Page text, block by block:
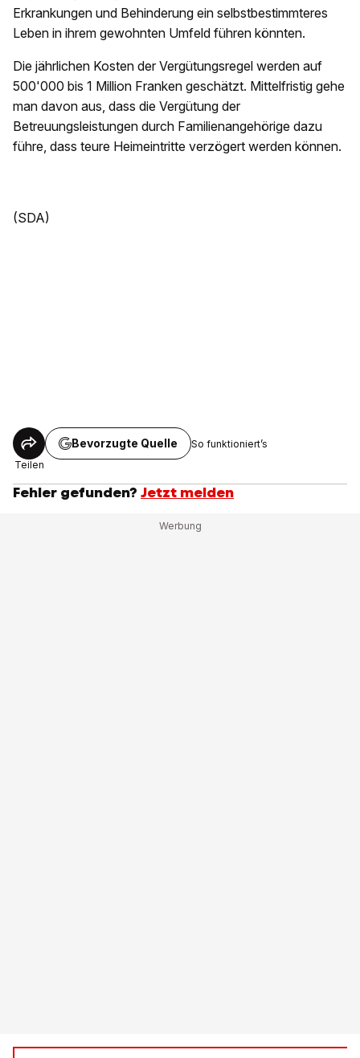
Erkrankungen und Behinderung ein selbstbestimmteres
Leben in ihrem gewohnten Umfeld führen könnten.
Die jährlichen Kosten der Vergütungsregel werden auf
500'000 bis 1 Million Franken geschätzt. Mittelfristig gehe
man davon aus, dass die Vergütung der
Betreuungsleistungen durch Familienangehörige dazu
führe, dass teure Heimeintritte verzögert werden können.
(SDA)
Teilen
Bevorzugte Quelle So funktioniert’s
Fehler gefunden? Jetzt melden